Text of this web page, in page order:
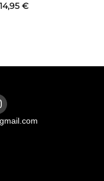
14,95 €